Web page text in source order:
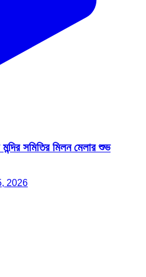
সমিতির মিলন মেলার শুভ
2026